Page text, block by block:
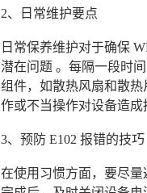
2、日常维护要点
日常保养维护对于确保
潜在问题 。每隔一段时
组件，如散热风扇和散
作或不当操作对设备造成
3、预防 E102 报错的技巧
在使用习惯方面，要尽